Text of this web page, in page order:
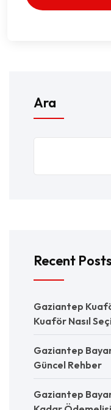
Ara
Recent Posts
Gaziantep
Kuaför Nasıl
Gaziantep
Güncel Rehber
Gaziantep